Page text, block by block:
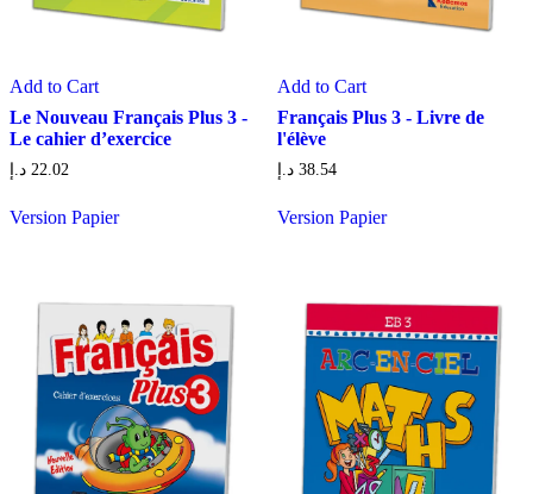
Add to Cart
Le Nouveau Français Plus 3 -
Le cahier d’exercice
22.02 د.إ
Version Papier
Add to Cart
Français Plus 3 - Livre de
l'élève
38.54 د.إ
Version Papier